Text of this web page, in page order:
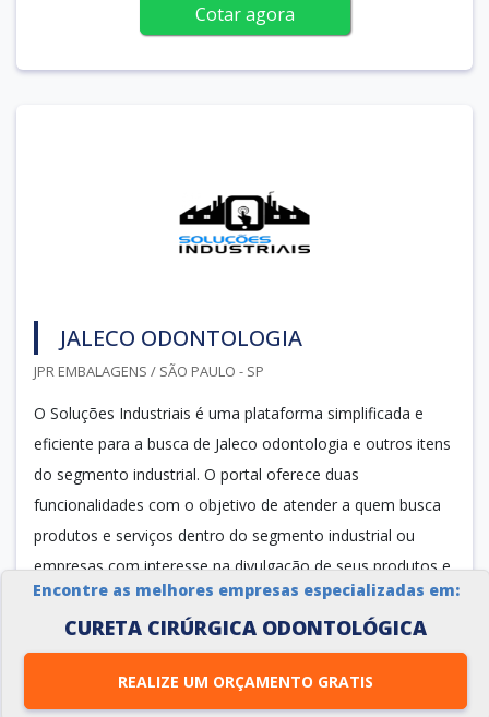
Encontre as melhores empresas especializadas em:
CURETA CIRÚRGICA ODONTOLÓGICA
REALIZE UM ORÇAMENTO GRATIS
Cotar agora
JALECO ODONTOLOGIA
JPR EMBALAGENS / SÃO PAULO - SP
O Soluções Industriais é uma plataforma simplificada e
eficiente para a busca de Jaleco odontologia e outros itens
do segmento industrial. O portal oferece duas
funcionalidades com o objetivo de atender a quem busca
produtos e serviços dentro do segmento industrial ou
empresas com interesse na divulgação de seus produtos e
serviços de forma centralizada e ágil.
como Jaleco odontol...